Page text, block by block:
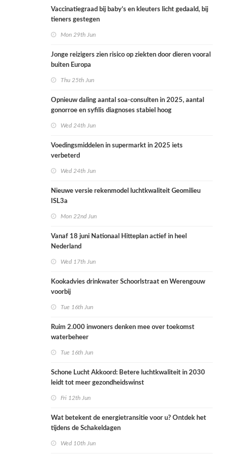
Vaccinatiegraad bij baby’s en kleuters licht gedaald, bij
tieners gestegen
Mon 29th Jun
Jonge reizigers zien risico op ziekten door dieren vooral
buiten Europa
Thu 25th Jun
Opnieuw daling aantal soa-consulten in 2025, aantal
gonorroe en syfilis diagnoses stabiel hoog
Wed 24th Jun
Voedingsmiddelen in supermarkt in 2025 iets
verbeterd
Wed 24th Jun
Nieuwe versie rekenmodel luchtkwaliteit Geomilieu
ISL3a
Mon 22nd Jun
Vanaf 18 juni Nationaal Hitteplan actief in heel
Nederland
Wed 17th Jun
Kookadvies drinkwater Schoorlstraat en Werengouw
voorbij
Tue 16th Jun
Ruim 2.000 inwoners denken mee over toekomst
waterbeheer
Tue 16th Jun
Schone Lucht Akkoord: Betere luchtkwaliteit in 2030
leidt tot meer gezondheidswinst
Fri 12th Jun
Wat betekent de energietransitie voor u? Ontdek het
tijdens de Schakeldagen
Wed 10th Jun